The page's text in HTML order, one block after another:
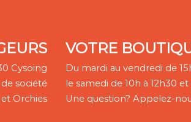
Cysoing
société
Orchies
VOTRE
Du mardi au vendredi de
le samedi de 10h à 12h30 et
Une question? Appelez-